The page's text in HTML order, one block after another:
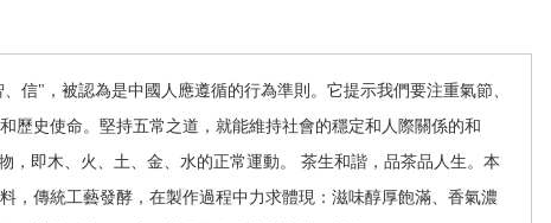
信"，被認為是中國人應遵循的行為準則。它提示我們要注重氣節、
歷史使命。堅持五常之道，就能維持社會的穩定和人際關係的和
，即木、火、土、金、水的正常運動。 茶生和諧，品茶品人生。本
，傳統工藝發酵，在製作過程中力求體現：滋味醇厚飽滿、香氣濃